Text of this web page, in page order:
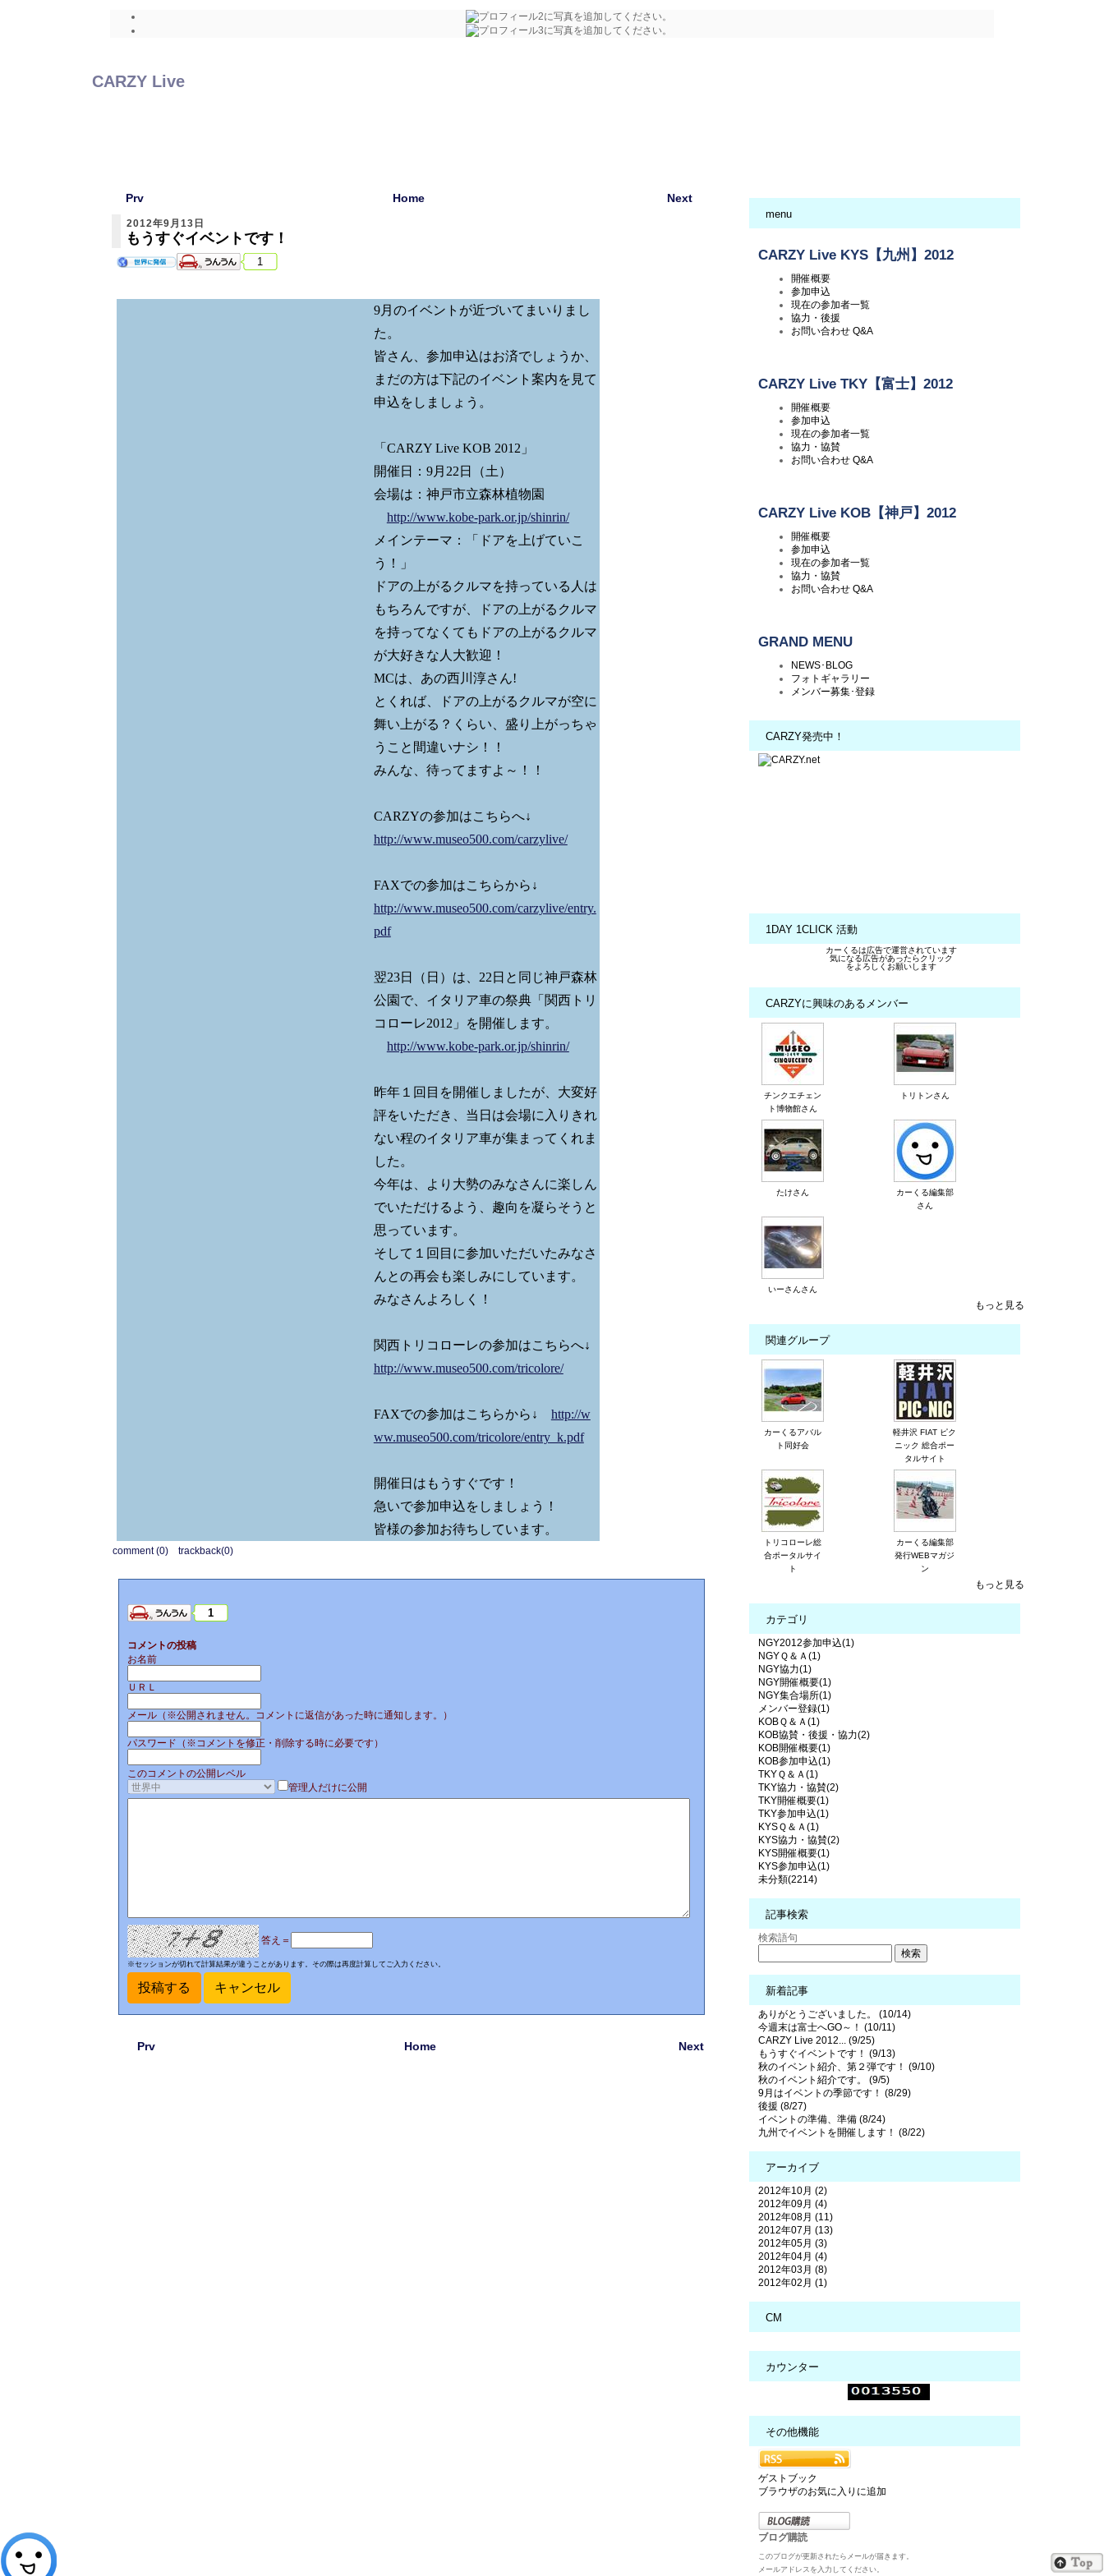
CARZY Live
Next
Prv Home
2012年9月13日
もうすぐイベントです！
1
9月のイベントが近づいてまいりまし
た。
皆さん、参加申込はお済でしょうか、
まだの方は下記のイベント案内を見て
申込をしましょう。
「CARZY Live KOB 2012」
開催日：9月22日（土）
会場は：神戸市立森林植物園
http://www.kobe-park.or.jp/shinrin/
メインテーマ：「ドアを上げていこ
う！」
ドアの上がるクルマを持っている人は
もちろんですが、ドアの上がるクルマ
を持ってなくてもドアの上がるクルマ
が大好きな人大歓迎！
MCは、あの西川淳さん!
とくれば、ドアの上がるクルマが空に
舞い上がる？くらい、盛り上がっちゃ
うこと間違いナシ！！
みんな、待ってますよ～！！
CARZYの参加はこちらへ↓
http://www.museo500.com/carzylive/
FAXでの参加はこちらから↓
http://www.museo500.com/carzylive/entry.
pdf
翌23日（日）は、22日と同じ神戸森林
公園で、イタリア車の祭典「関西トリ
コローレ2012」を開催します。
http://www.kobe-park.or.jp/shinrin/
昨年１回目を開催しましたが、大変好
評をいただき、当日は会場に入りきれ
ない程のイタリア車が集まってくれま
した。
今年は、より大勢のみなさんに楽しん
でいただけるよう、趣向を凝らそうと
思っています。
そして１回目に参加いただいたみなさ
んとの再会も楽しみにしています。
みなさんよろしく！
関西トリコローレの参加はこちらへ↓
http://www.museo500.com/tricolore/
FAXでの参加はこちらから↓ http://w
ww.museo500.com/tricolore/entry_k.pdf
開催日はもうすぐです！
急いで参加申込をしましょう！
皆様の参加お待ちしています。
comment (0) trackback(0)
1
コメントの投稿
お名前
ＵＲＬ
メール（※公開されません。コメントに返信があった時に通知します。）
パスワード（※コメントを修正・削除する時に必要です）
このコメントの公開レベル
管理人だけに公開
答え＝
※セッションが切れて計算結果が違うことがあります。その際は再度計算してご入力ください。
Prv Next
Home
menu
CARZY Live KYS【九州】2012
開催概要
参加申込
現在の参加者一覧
協力・後援
お問い合わせ Q&A
CARZY Live TKY【富士】2012
開催概要
参加申込
現在の参加者一覧
協力・協賛
お問い合わせ Q&A
CARZY Live KOB【神戸】2012
開催概要
参加申込
現在の参加者一覧
協力・協賛
お問い合わせ Q&A
GRAND MENU
NEWS･BLOG
フォトギャラリー
メンバー募集･登録
CARZY発売中！
1DAY 1CLICK 活動
カーくるは広告で運営されています
気になる広告があったらクリック
をよろしくお願いします
CARZYに興味のあるメンバー
チンクエチェン
ト博物館さん
トリトンさん
たけさん
カーくる編集部
さん
いーさんさん
もっと見る
関連グループ
カーくるアバル
ト同好会
軽井沢 FIAT ピク
ニック 総合ポー
タルサイト
トリコローレ総
合ポータルサイ
ト
カーくる編集部
発行WEBマガジ
ン
もっと見る
カテゴリ
NGY2012参加申込(1)
NGYＱ＆Ａ(1)
NGY協力(1)
NGY開催概要(1)
NGY集合場所(1)
メンバー登録(1)
KOBＱ＆Ａ(1)
KOB協賛・後援・協力(2)
KOB開催概要(1)
KOB参加申込(1)
TKYＱ＆Ａ(1)
TKY協力・協賛(2)
TKY開催概要(1)
TKY参加申込(1)
KYSＱ＆Ａ(1)
KYS協力・協賛(2)
KYS開催概要(1)
KYS参加申込(1)
未分類(2214)
記事検索
検索語句
新着記事
ありがとうございました。 (10/14)
今週末は富士へGO～！ (10/11)
CARZY Live 2012... (9/25)
もうすぐイベントです！ (9/13)
秋のイベント紹介、第２弾です！ (9/10)
秋のイベント紹介です。 (9/5)
9月はイベントの季節です！ (8/29)
後援 (8/27)
イベントの準備、準備 (8/24)
九州でイベントを開催します！ (8/22)
アーカイブ
2012年10月 (2)
2012年09月 (4)
2012年08月 (11)
2012年07月 (13)
2012年05月 (3)
2012年04月 (4)
2012年03月 (8)
2012年02月 (1)
CM
カウンター
その他機能
ゲストブック
ブラウザのお気に入りに追加
ブログ購読
このブログが更新されたらメールが届きます。
メールアドレスを入力してください。